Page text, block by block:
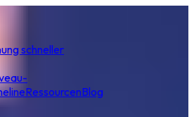
schneller
RessourcenBlog